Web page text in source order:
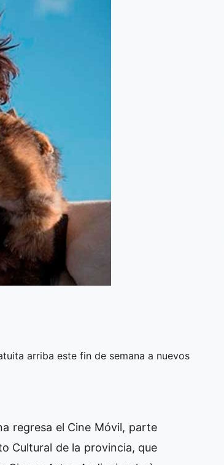
arriba este fin de semana a nuevos
regresa el Cine Móvil, parte
Cultural de la provincia, que